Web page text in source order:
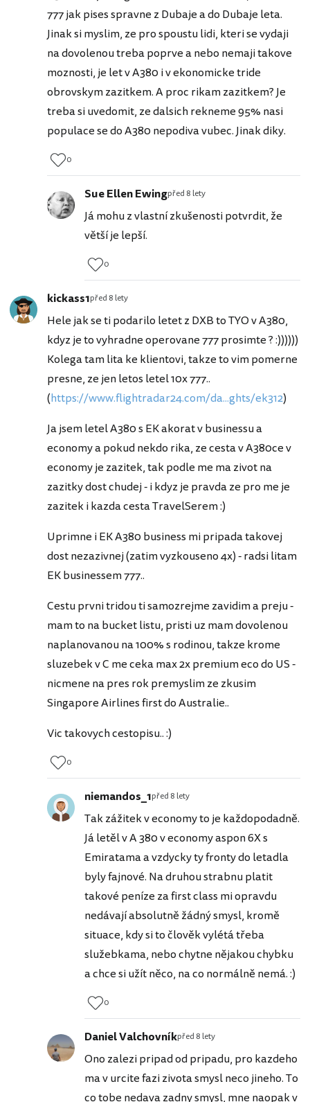
777 jak pises spravne z Dubaje a do Dubaje leta.
Jinak si myslim, ze pro spoustu lidi, kteri se vydaji
na dovolenou treba poprve a nebo nemaji takove
moznosti, je let v A380 i v ekonomicke tride
obrovskym zazitkem. A proc rikam zazitkem? Je
treba si uvedomit, ze dalsich rekneme 95% nasi
populace se do A380 nepodiva vubec. Jinak diky.
0
Sue Ellen Ewingpřed 8 lety
Já mohu z vlastní zkušenosti potvrdit, že
větší je lepší.
0
kickass1před 8 lety
Hele jak se ti podarilo letet z DXB to TYO v A380,
kdyz je to vyhradne operovane 777 prosimte ? :))))))
Kolega tam lita ke klientovi, takze to vim pomerne
presne, ze jen letos letel 10x 777..
(https://www.flightradar24.com/da...ghts/ek312)
Ja jsem letel A380 s EK akorat v businessu a
economy a pokud nekdo rika, ze cesta v A380ce v
economy je zazitek, tak podle me ma zivot na
zazitky dost chudej - i kdyz je pravda ze pro me je
zazitek i kazda cesta TravelSerem :)
Uprimne i EK A380 business mi pripada takovej
dost nezazivnej (zatim vyzkouseno 4x) - radsi litam
EK businessem 777..
Cestu prvni tridou ti samozrejme zavidim a preju -
mam to na bucket listu, pristi uz mam dovolenou
naplanovanou na 100% s rodinou, takze krome
sluzebek v C me ceka max 2x premium eco do US -
nicmene na pres rok premyslim ze zkusim
Singapore Airlines first do Australie..
Vic takovych cestopisu.. :)
0
niemandos_1před 8 lety
Tak zážitek v economy to je každopodadně.
Já letěl v A 380 v economy aspon 6X s
Emiratama a vzdycky ty fronty do letadla
byly fajnové. Na druhou strabnu platit
takové peníze za first class mi opravdu
nedávají absolutně žádný smysl, kromě
situace, kdy si to člověk vylétá třeba
služebkama, nebo chytne nějakou chybku
a chce si užít něco, na co normálně nemá. :)
0
Daniel Valchovníkpřed 8 lety
Ono zalezi pripad od pripadu, pro kazdeho
ma v urcite fazi zivota smysl neco jineho. To
co tobe nedava zadny smysl, mne naopak v